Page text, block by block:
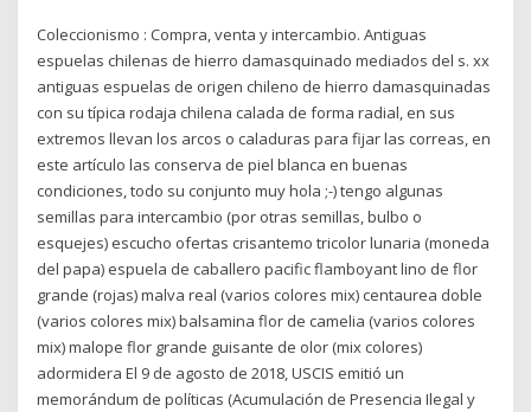
Coleccionismo : Compra, venta y intercambio. Antiguas
espuelas chilenas de hierro damasquinado mediados del s. xx
antiguas espuelas de origen chileno de hierro damasquinadas
con su típica rodaja chilena calada de forma radial, en sus
extremos llevan los arcos o caladuras para fijar las correas, en
este artículo las conserva de piel blanca en buenas
condiciones, todo su conjunto muy hola ;-) tengo algunas
semillas para intercambio (por otras semillas, bulbo o
esquejes) escucho ofertas crisantemo tricolor lunaria (moneda
del papa) espuela de caballero pacific flamboyant lino de flor
grande (rojas) malva real (varios colores mix) centaurea doble
(varios colores mix) balsamina flor de camelia (varios colores
mix) malope flor grande guisante de olor (mix colores)
adormidera El 9 de agosto de 2018, USCIS emitió un
memorándum de políticas (Acumulación de Presencia Ilegal y